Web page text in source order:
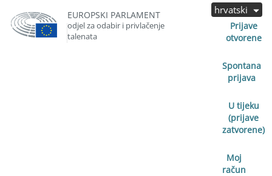
EUROPSKI PARLAMENT
odjel za odabir i privlačenje
talenata
Prijave
otvorene
Spontana
prijava
U tijeku
(prijave
zatvorene)
Moj
račun
hrvatski